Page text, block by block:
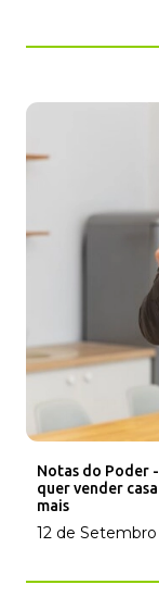
Notas do Poder
quer vender
mais
12 de